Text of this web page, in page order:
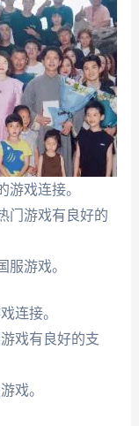
游戏连接。
门游戏有良好的
服游戏。
连接。
戏有良好的支
戏。